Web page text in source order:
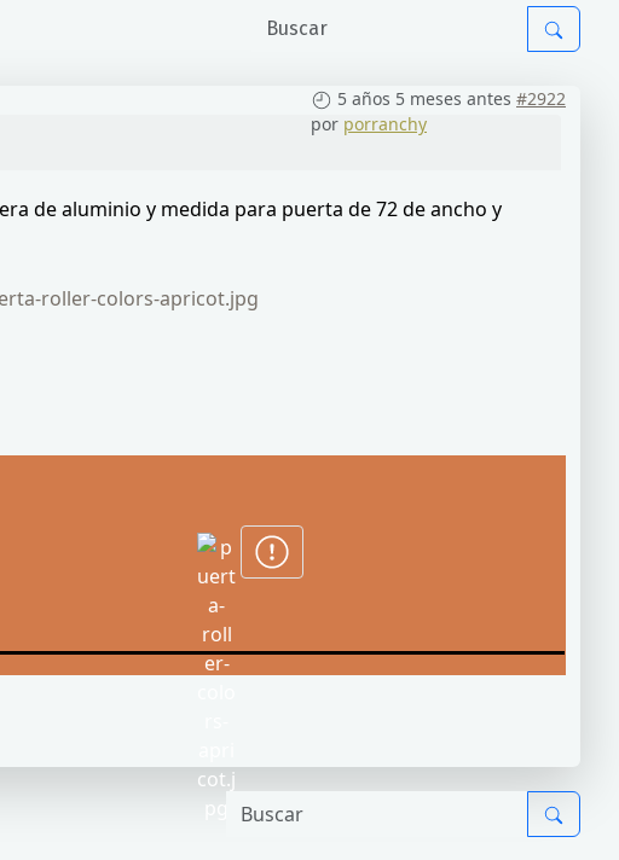
5 años 5 meses antes #2922
por porranchy
de aluminio y medida para puerta de 72 de ancho y